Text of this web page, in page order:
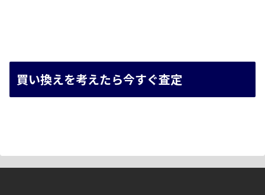
買い換えを考えたら今すぐ査定